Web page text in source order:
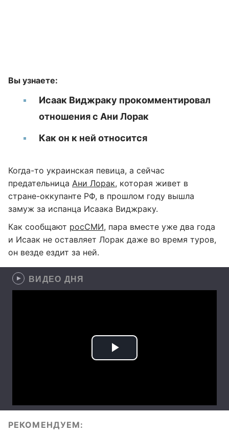
Вы узнаете:
Исаак Виджраку прокомментировал
отношения с Ани Лорак
Как он к ней относится
Когда-то украинская певица, а сейчас
предательница Ани Лорак, которая живет в
стране-оккупанте РФ, в прошлом году вышла
замуж за испанца Исаака Виджраку.
Как сообщают росСМИ, пара вместе уже два года
и Исаак не оставляет Лорак даже во время туров,
он везде ездит за ней.
ВИДЕО ДНЯ
РЕКОМЕНДУЕМ: